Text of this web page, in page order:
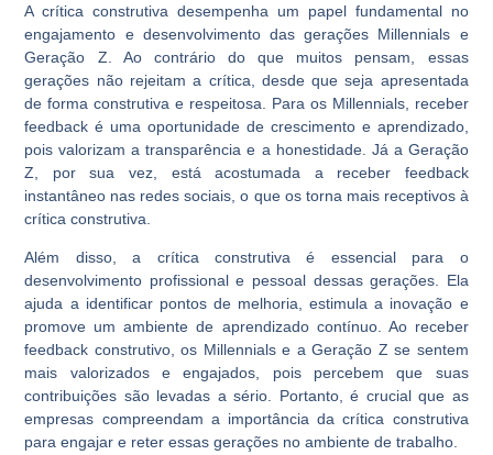
A crítica construtiva desempenha um papel fundamental no
engajamento e desenvolvimento das gerações Millennials e
Geração Z. Ao contrário do que muitos pensam, essas
gerações não rejeitam a crítica, desde que seja apresentada
de forma construtiva e respeitosa. Para os Millennials, receber
feedback é uma oportunidade de crescimento e aprendizado,
pois valorizam a transparência e a honestidade. Já a Geração
Z, por sua vez, está acostumada a receber feedback
instantâneo nas redes sociais, o que os torna mais receptivos à
crítica construtiva.
Além disso, a crítica construtiva é essencial para o
desenvolvimento profissional e pessoal dessas gerações. Ela
ajuda a identificar pontos de melhoria, estimula a inovação e
promove um ambiente de aprendizado contínuo. Ao receber
feedback construtivo, os Millennials e a Geração Z se sentem
mais valorizados e engajados, pois percebem que suas
contribuições são levadas a sério. Portanto, é crucial que as
empresas compreendam a importância da crítica construtiva
para engajar e reter essas gerações no ambiente de trabalho.